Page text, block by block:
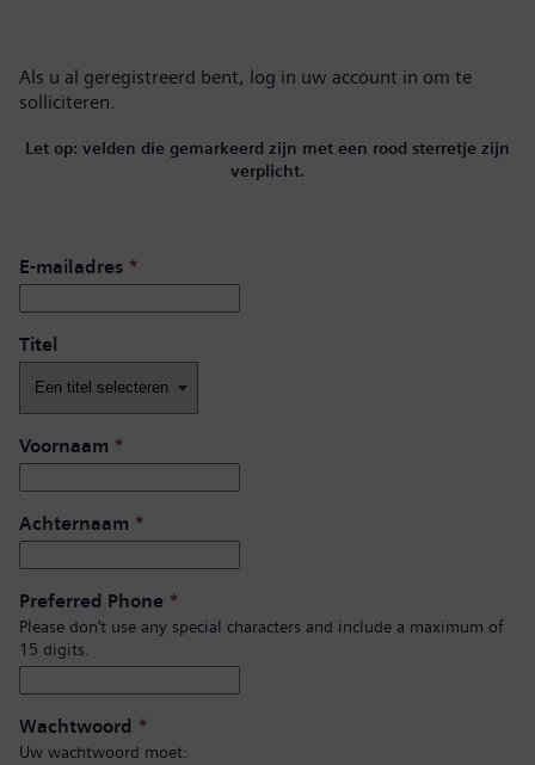
Als u al geregistreerd bent, log in uw account in om te
solliciteren.
Let op: velden die gemarkeerd zijn met een rood sterretje zijn
verplicht.
E-mailadres *
Titel
Voornaam *
Achternaam *
Preferred Phone *
Please don’t use any special characters and include a maximum of
15 digits.
Wachtwoord *
Uw wachtwoord moet: